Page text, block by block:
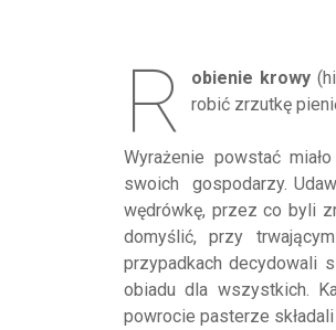
R obienie krowy
robić zrzutkę
Wyrażenie powstać
swoich gospodarzy.
wędrówkę, przez co byli
domyślić, przy
przypadkach decydowali
obiadu dla wszystkich.
powrocie pasterze